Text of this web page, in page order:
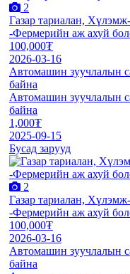
2
Газар тариалан,
-Фермерийн аж ахуй
100,000₮
2026-03-16
Автомашин зуучлалын
байна
Автомашин зуучлалын
байна
1,000₮
2025-09-15
Бусад зарууд
2
Газар тариалан,
-Фермерийн аж ахуй
100,000₮
2026-03-16
Автомашин зуучлалын
байна